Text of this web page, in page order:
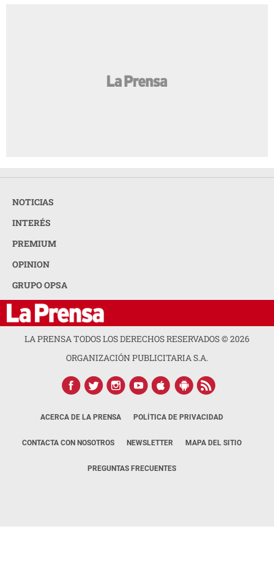
NOTICIAS
INTERÉS
PREMIUM
OPINION
GRUPO OPSA
LA PRENSA TODOS LOS DERECHOS RESERVADOS ©2026
ORGANIZACIÓN PUBLICITARIA S.A.
ACERCA DE LA PRENSA POLÍTICA DE PRIVACIDAD
CONTACTA CON NOSOTROS NEWSLETTER MAPA DEL SITIO
PREGUNTAS FRECUENTES